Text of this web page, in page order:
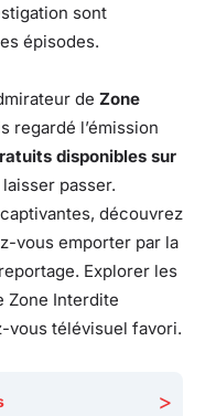
sont
épisodes.
de Zone
regardé l’émission
disponibles sur
passer.
découvrez
vous emporter par la
Explorer les
Zone Interdite
vous télévisuel favori.
>